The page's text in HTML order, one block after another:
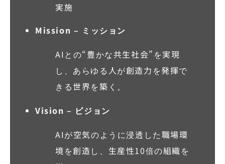
実施
Mission – ミッション
AIとの“豊かな共生社会”を実現
し、あらゆる人が創造力を発揮で
きる世界を築く。
Vision – ビジョン
AIが空気のように浸透した職場環
境を創造し、生産性10倍の組織を